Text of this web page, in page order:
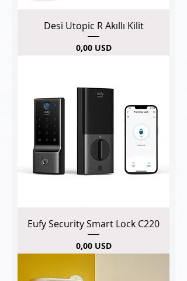
Desi Utopic R Akıllı Kilit
Pris
0,00 USD
Eufy Security Smart Lock C220
Pris
0,00 USD